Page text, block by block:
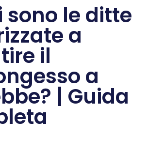
sono le ditte
a
il
a
| Guida